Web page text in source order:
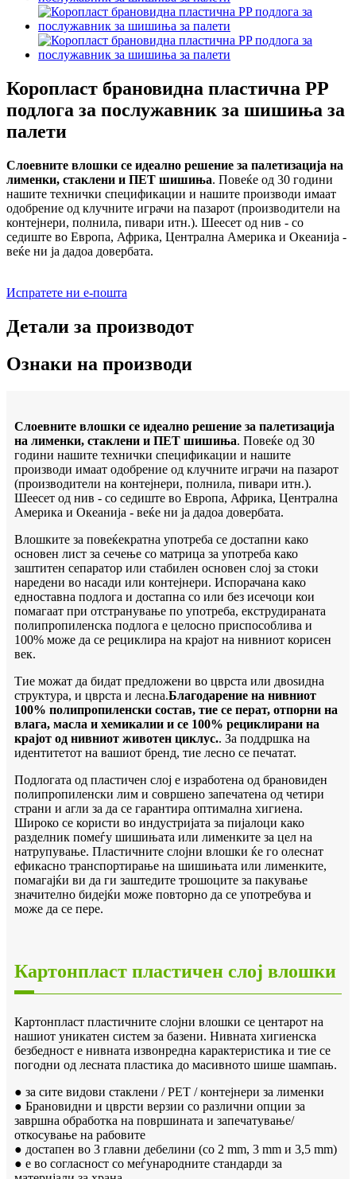
Коропласт брановидна пластична PP
подлога за послужавник за шишиња за
палети
Слоевните влошки се идеално решение за палетизација на
лименки, стаклени и ПЕТ шишиња. Повеќе од 30 години
нашите технички спецификации и нашите производи имаат
одобрение од клучните играчи на пазарот (производители на
контејнери, полнила, пивари итн.). Шеесет од нив - со
седиште во Европа, Африка, Централна Америка и Океанија -
веќе ни ја дадоа довербата.
Испратете ни е-пошта
Детали за производот
Ознаки на производи
Слоевните влошки се идеално решение за палетизација
на лименки, стаклени и ПЕТ шишиња. Повеќе од 30
години нашите технички спецификации и нашите
производи имаат одобрение од клучните играчи на пазарот
(производители на контејнери, полнила, пивари итн.).
Шеесет од нив - со седиште во Европа, Африка, Централна
Америка и Океанија - веќе ни ја дадоа довербата.
Влошките за повеќекратна употреба се достапни како
основен лист за сечење со матрица за употреба како
заштитен сепаратор или стабилен основен слој за стоки
наредени во насади или контејнери. Испорачана како
едноставна подлога и достапна со или без исечоци кои
помагаат при отстранување по употреба, екструдираната
полипропиленска подлога е целосно приспособлива и
100% може да се рециклира на крајот на нивниот корисен
век.
Тие можат да бидат предложени во цврста или двоѕидна
структура, и цврста и лесна.Благодарение на нивниот
100% полипропиленски состав, тие се перат, отпорни на
влага, масла и хемикалии и се 100% рециклирани на
крајот од нивниот животен циклус.. За поддршка на
идентитетот на вашиот бренд, тие лесно се печатат.
Подлогата од пластичен слој е изработена од брановиден
полипропиленски лим и совршено запечатена од четири
страни и агли за да се гарантира оптимална хигиена.
Широко се користи во индустријата за пијалоци како
разделник помеѓу шишињата или лименките за цел на
натрупување. Пластичните слојни влошки ќе го олеснат
ефикасно транспортирање на шишињата или лименките,
помагајќи ви да ги заштедите трошоците за пакување
значително бидејќи може повторно да се употребува и
може да се пере.
Картонпласт пластичен слој влошки
Картонпласт пластичните слојни влошки се центарот на
нашиот уникатен систем за базени. Нивната хигиенска
безбедност е нивната извонредна карактеристика и тие се
погодни од лесната пластика до масивното шише шампањ.
● за сите видови стаклени / PET / контејнери за лименки
● Брановидни и цврсти верзии со различни опции за
завршна обработка на површината и запечатување/
откосување на рабовите
● достапен во 3 главни дебелини (со 2 mm, 3 mm и 3,5 mm)
● е во согласност со меѓународните стандарди за